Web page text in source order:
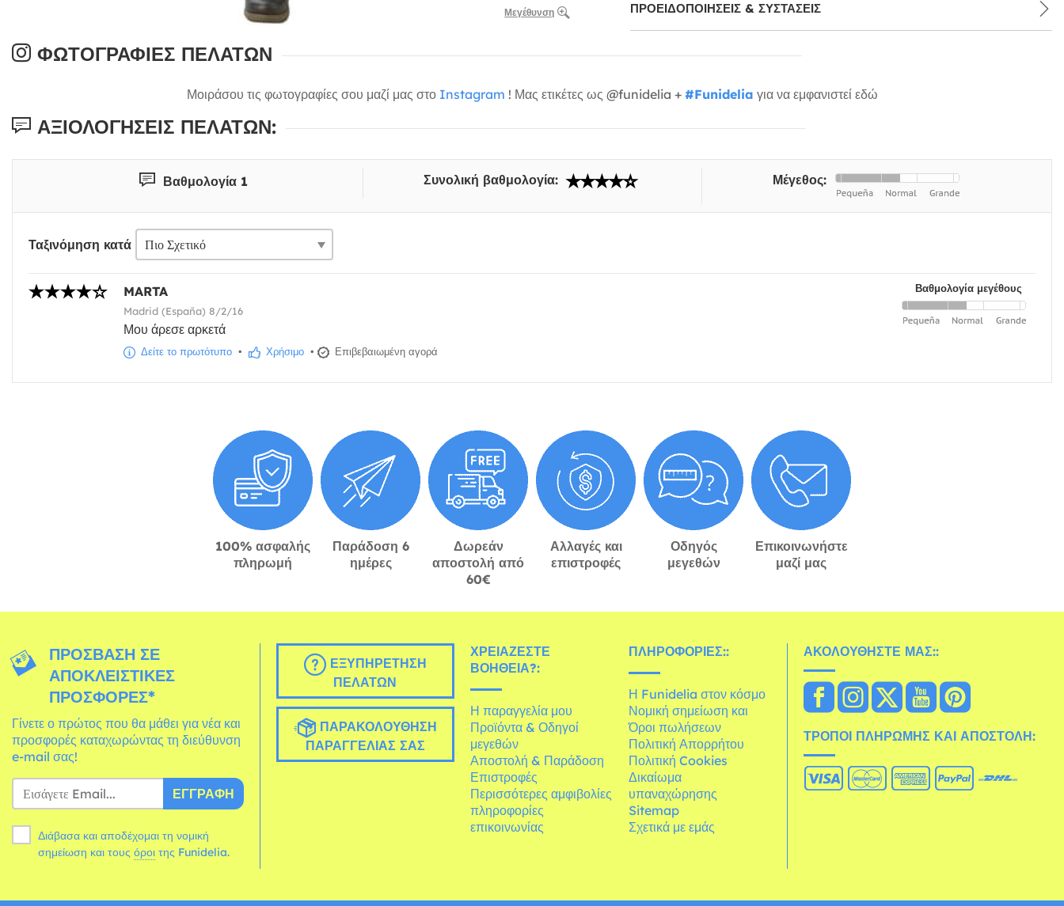
Μεγέθυνση ΠΡΟΕΙΔΟΠΟΙΉΣΕΙΣ & ΣΥΣΤΆΣΕΙΣ
ΦΩΤΟΓΡΑΦΊΕΣ ΠΕΛΑΤΏΝ
Μοιράσου τις φωτογραφίες σου μαζί μας στο Instagram ! Μας ετικέτες ως @funidelia + #Funidelia για να εμφανιστεί εδώ
ΑΞΙΟΛΟΓΉΣΕΙΣ ΠΕΛΑΤΏΝ:
Βαθμολογία 1 Συνολική βαθμολογία: Μέγεθος:
Ταξινόμηση κατά
Βαθμολογία μεγέθους
MARTA
Madrid (España) 8/2/16
Μου άρεσε αρκετά
Δείτε το πρωτότυπο • Χρήσιμο • Επιβεβαιωμένη αγορά
100% ασφαλής
πληρωμή
Παράδοση 6
ημέρες
Δωρεάν
αποστολή από
60€
Αλλαγές και
επιστροφές
Οδηγός
μεγεθών
Επικοινωνήστε
μαζί μας
ΠΡΌΣΒΑΣΗ ΣΕ
ΑΠΟΚΛΕΙΣΤΙΚΈΣ
ΠΡΟΣΦΟΡΈΣ*
Γίνετε ο πρώτος που θα μάθει για νέα και
προσφορές καταχωρώντας τη διεύθυνση
e-mail σας!
ΕΓΓΡΑΦΉ
Διάβασα και αποδέχομαι τη νομική
σημείωση και τους όροι της Funidelia.
ΕΞΥΠΗΡΈΤΗΣΗ
ΠΕΛΑΤΏΝ
ΠΑΡΑΚΟΛΟΎΘΗΣΗ
ΠΑΡΑΓΓΕΛΊΑΣ ΣΑΣ
ΧΡΕΙΆΖΕΣΤΕ
ΒΟΉΘΕΙΑ?:
Η παραγγελία μου
Προϊόντα & Οδηγοί
μεγεθών
Αποστολή & Παράδοση
Επιστροφές
Περισσότερες αμφιβολίες
πληροφορίες
επικοινωνίας
ΠΛΗΡΟΦΟΡΊΕΣ::
Η Funidelia στον κόσμο
Νομική σημείωση και
Όροι πωλήσεων
Πολιτική Απορρήτου
Πολιτική Cookies
Δικαίωμα
υπαναχώρησης
Sitemap
Σχετικά με εμάς
ΑΚΟΛΟΥΘΉΣΤΕ ΜΑΣ::
ΤΡΌΠΟΙ ΠΛΗΡΩΜΉΣ ΚΑΙ ΑΠΟΣΤΟΛΉ: